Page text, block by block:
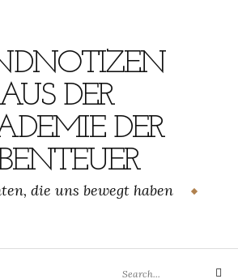
AUS DER
DER
die uns bewegt haben